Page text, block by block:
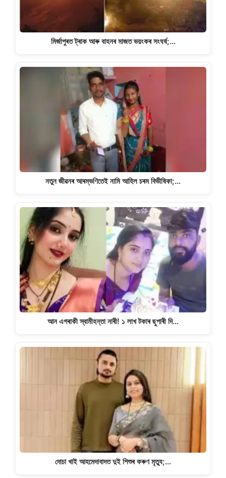
মিৰ্জাপুৰত ট্ৰাক আৰু বাহনৰ মাজত ভয়ংকৰ সংঘৰ্ষ;…
নতুন জীৱনৰ আৰম্ভণিতেই নামি আহিল চৰম বিভীষিকা;…
আন এগৰাকী স্বামীহন্তা নাৰী! ১ লাখ টকাৰ ছুপাৰী দি…
দোচা খাই আহমেদাবাদত দুই শিশুৰ কৰুণ মৃত্যু;…